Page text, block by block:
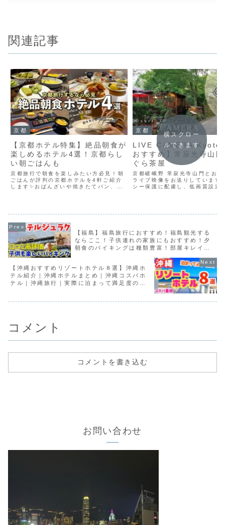
関連記事
京都
【京都ホテル特集】絶品朝食が
楽しめるホテル4選！京都らし
い朝ごはんも
京都旅行で朝食を楽しみたい方必見！朝
ごはんが評判の京都ホテルを4軒ご紹介
します✨おばんざいや焼きたてパン、作
京都
LIVE CAMERA Kyoto
おすすめ】常寂光寺山
ぐら茶屋
京都嵯峨野 常寂光寺山門とおぐ
ライブ映像をお送りしています
シー保護に配慮し、低画質設定
横スクロー
ルできます
【福島】福島旅行におすすめ！福島観光する
ならここ！子供連れの家族にもおすすめ！夕
朝食のバイキングは種類豊富！部屋キレイで
【沖縄おすすめリゾートホテル８選】沖縄ホ
テル紹介｜沖縄ホテルまとめ｜沖縄コスパホ
テル｜沖縄旅行｜実際に泊まって満足度の高
コメント
コメントを書き込む
お問い合わせ